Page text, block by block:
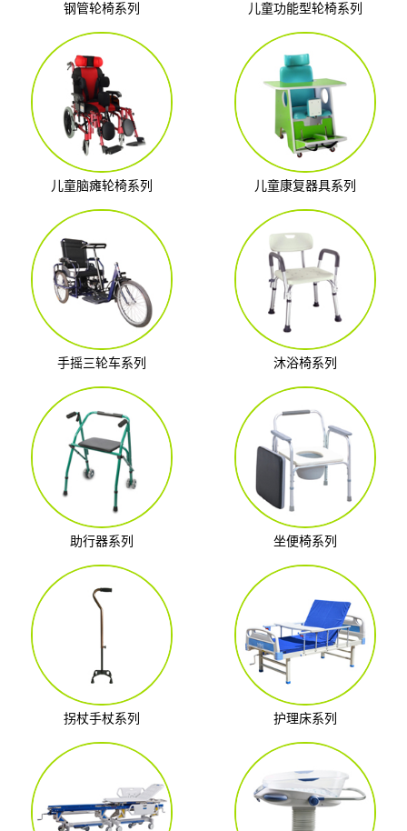
钢管轮椅系列 儿童功能型轮椅系列
儿童脑瘫轮椅系列 儿童康复器具系列
手摇三轮车系列 沐浴椅系列
助行器系列 坐便椅系列
拐杖手杖系列 护理床系列